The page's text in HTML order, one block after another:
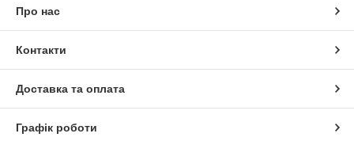
Про нас
Контакти
Доставка та оплата
Графік роботи